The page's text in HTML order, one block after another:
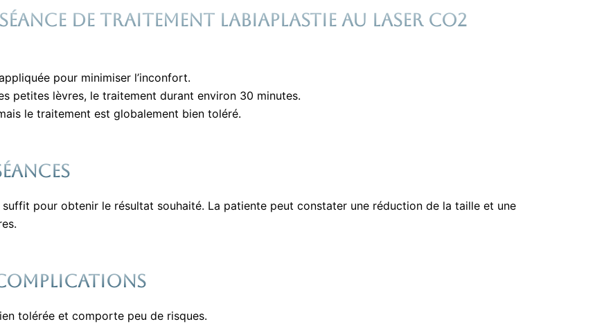
séance de traitement labiaplastie au laser CO2
pour minimiser l’inconfort.
petites lèvres, le traitement durant environ 30 minutes.
le traitement est globalement bien toléré.
suffit pour obtenir le résultat souhaité. La patiente peut constater une réduction de la taille et une
tolérée et comporte peu de risques.